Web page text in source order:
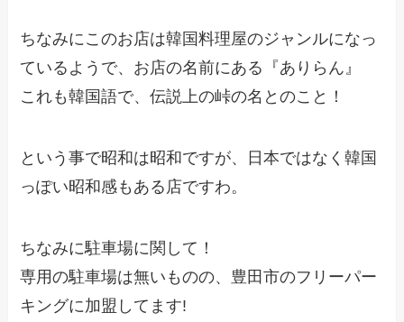
ちなみにこのお店は韓国料理屋のジャンルになっ
ているようで、お店の名前にある『ありらん』
これも韓国語で、伝説上の峠の名とのこと！
という事で昭和は昭和ですが、日本ではなく韓国
っぽい昭和感もある店ですわ。
ちなみに駐車場に関して！
専用の駐車場は無いものの、豊田市のフリーパー
キングに加盟してます!